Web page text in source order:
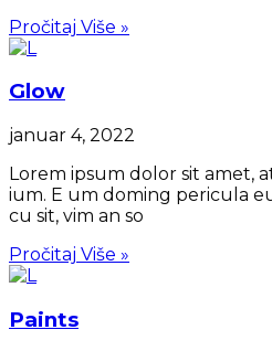
Pročitaj Više »
Glow
januar 4, 2022
Lorem ipsum dolor sit amet,
ium. E um doming pericula
cu sit, vim an so
Pročitaj Više »
Paints